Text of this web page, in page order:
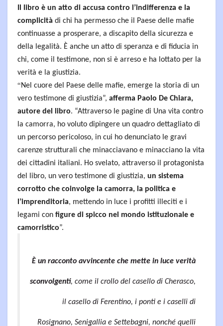
Il libro è un atto di accusa contro l’indifferenza e la
complicità di chi ha permesso che il Paese delle mafie
continuasse a prosperare, a discapito della sicurezza e
della legalità. È anche un atto di speranza e di fiducia in
chi, come il testimone, non si è arreso e ha lottato per la
verità e la giustizia.
“Nel cuore del Paese delle mafie, emerge la storia di un
vero testimone di giustizia”, afferma Paolo De Chiara,
autore del libro. “Attraverso le pagine di Una vita contro
la camorra, ho voluto dipingere un quadro dettagliato di
un percorso pericoloso, in cui ho denunciato le gravi
carenze strutturali che minacciavano e minacciano la vita
dei cittadini italiani. Ho svelato, attraverso il protagonista
del libro, un vero testimone di giustizia, un sistema
corrotto che coinvolge la camorra, la politica e
l’imprenditoria, mettendo in luce i profitti illeciti e i
legami con figure di spicco nel mondo istituzionale e
camorristico”.
È un racconto avvincente che mette in luce verità
sconvolgenti, come il crollo del casello di Cherasco,
il casello di Ferentino, i ponti e i caselli di
Rosignano, Senigallia e Settebagni, nonché quelli